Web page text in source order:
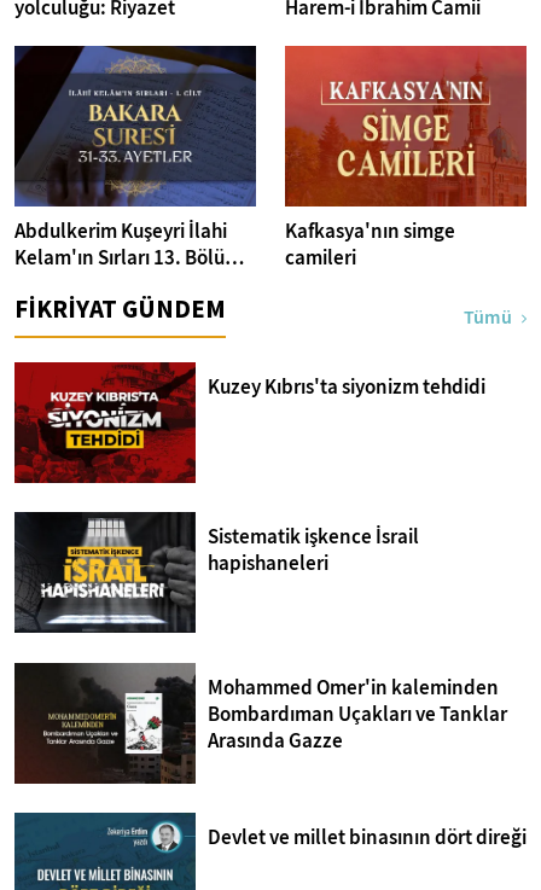
yolculuğu: Riyazet
Harem-i İbrahim Camii
Abdulkerim Kuşeyri İlahi
Kelam'ın Sırları 13. Bölüm I
Ayetler Tefsiri
Kafkasya'nın simge
camileri
FİKRİYAT GÜNDEM Tümü
Kuzey Kıbrıs'ta siyonizm tehdidi
Sistematik işkence İsrail
hapishaneleri
Mohammed Omer'in kaleminden
Bombardıman Uçakları ve Tanklar
Arasında Gazze
Devlet ve millet binasının dört direği